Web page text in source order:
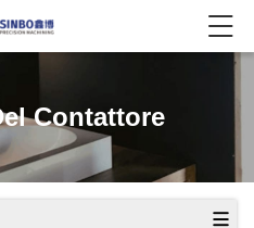
Contattore